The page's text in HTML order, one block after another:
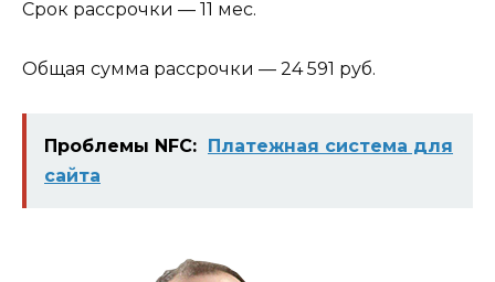
Срок рассрочки — 11 мес.
Общая сумма рассрочки — 24 591 руб.
Проблемы NFC:
Платежная система для
сайта